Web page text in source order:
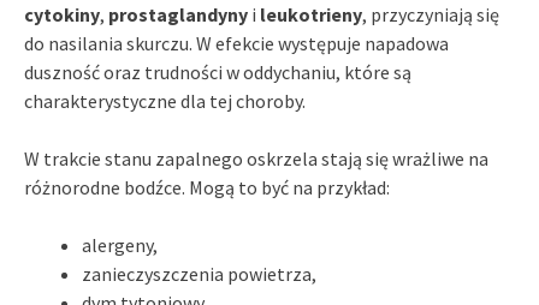
cytokiny, prostaglandyny i leukotrieny, przyczyniają się
do nasilania skurczu. W efekcie występuje napadowa
duszność oraz trudności w oddychaniu, które są
charakterystyczne dla tej choroby.
W trakcie stanu zapalnego oskrzela stają się wrażliwe na
różnorodne bodźce. Mogą to być na przykład:
alergeny,
zanieczyszczenia powietrza,